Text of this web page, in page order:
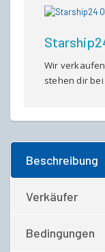
Wir
stehen dir
Beschreibung
Verkäufer
Bedingungen